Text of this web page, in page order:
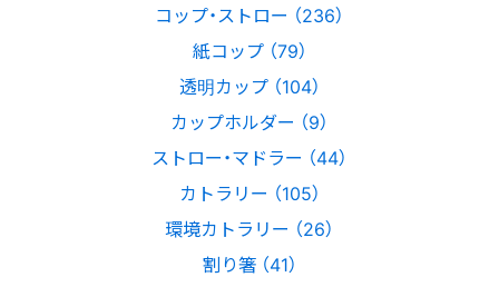
コップ・ストロー （236）
紙コップ （79）
透明カップ （104）
カップホルダー （9）
ストロー・マドラー （44）
カトラリー （105）
環境カトラリー （26）
割り箸 （41）